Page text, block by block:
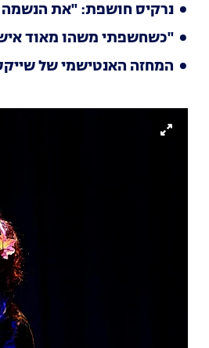
נרקיס חושפת: "את הנשמה
"כשחשפתי משהו מאוד
המחזה האנטישמי של